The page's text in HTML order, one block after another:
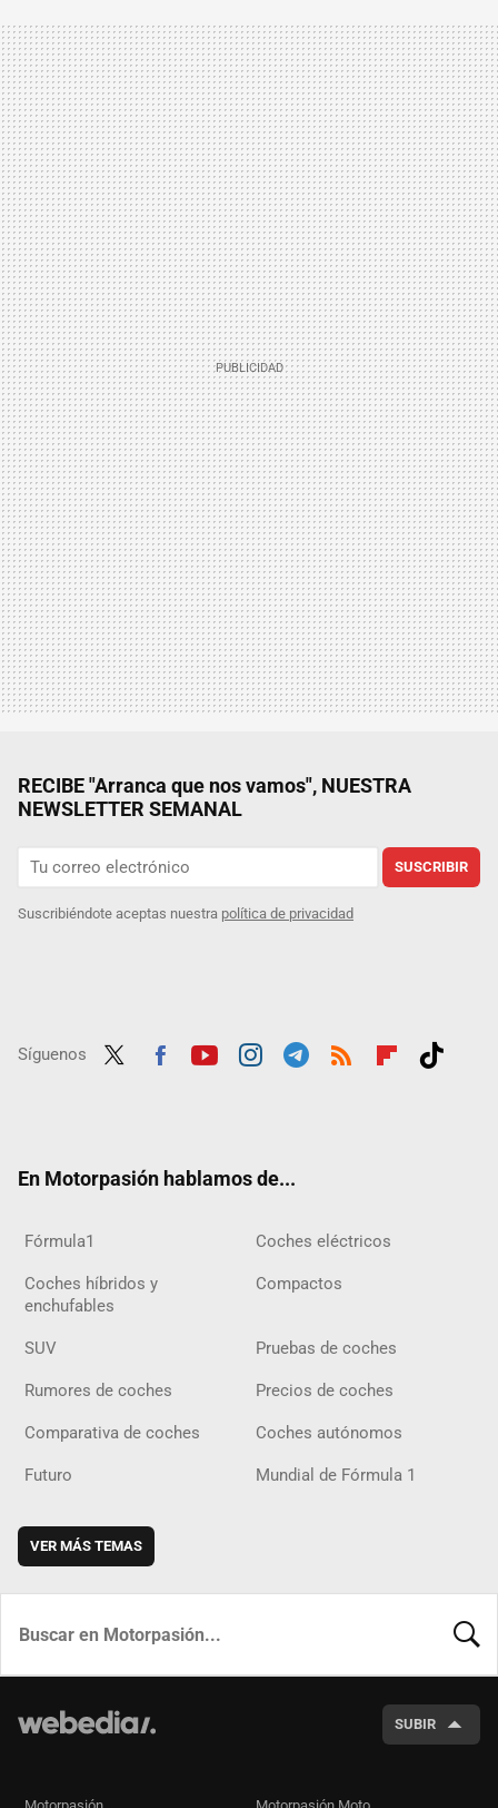
RECIBE "Arranca que nos vamos", NUESTRA
NEWSLETTER SEMANAL
SUSCRIBIR
Suscribiéndote aceptas nuestra política de privacidad
Síguenos
En Motorpasión hablamos de...
Fórmula1 Coches eléctricos
Coches híbridos y
enchufables
Compactos
SUV Pruebas de coches
Rumores de coches Precios de coches
Comparativa de coches Coches autónomos
Futuro Mundial de Fórmula 1
VER MÁS TEMAS
SUBIR